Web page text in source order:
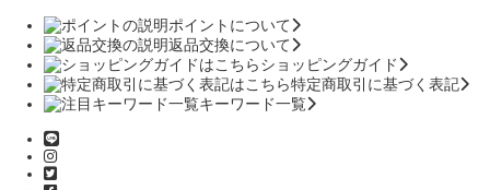
ポイントについて
返品交換について
ショッピングガイド
特定商取引に基づく表記
キーワード一覧